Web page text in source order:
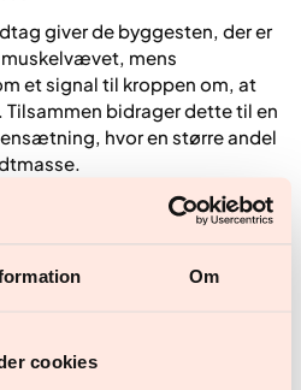
Om
cookies
giver de byggesten, der er
mens
et signal til kroppen om, at
bidrager dette til en
hvor en større andel
også betydning for det basale
Et større tab af
gøre det mere udfordrende
stopper med at bruge